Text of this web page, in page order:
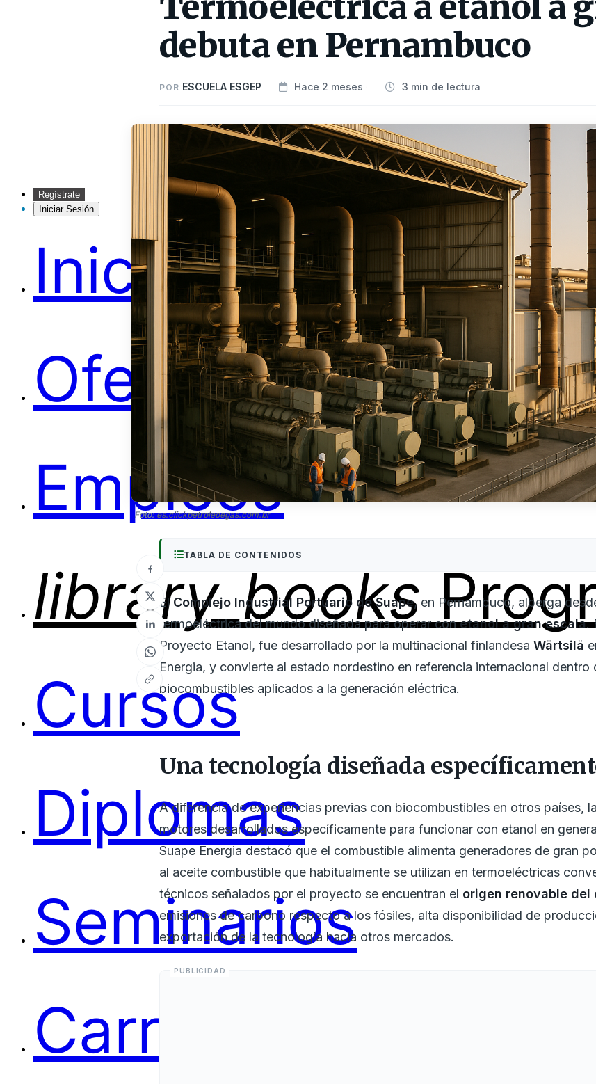
Regístrate
Iniciar Sesión
Inicio
Ofertas
Empleos
library_books
Cursos
Diplomas
Seminarios
Carreras
debuta en Pernambuco
POR ESCUELA ESGEP Hace 2 meses · 3 min de lectura
Foto:es.clickpetroleoegas.com.br
TABLA DE CONTENIDOS
ElComplejo Industrial Portuario de Suape, en Pernambuco, alberga
termoeléctrica del mundo diseñada para operar conetanol a gran escala.
Proyecto Etanol, fue desarrollado por la multinacional finlandesaWärtsilä
Energia, y convierte al estado nordestino en referencia internacional dentro
biocombustibles aplicados a la generación eléctrica.
Una tecnología diseñada
A diferencia de experiencias previas con biocombustibles en otros países,
motores desarrollados específicamente para funcionar con etanol en
Suape Energia destacó que el combustible alimenta generadores de gran
al aceite combustible que habitualmente se utilizan en termoeléctricas
técnicos señalados por el proyecto se encuentran el origen renovable del
emisiones de carbono respecto a los fósiles, alta disponibilidad de
exportación de la tecnología hacia otros mercados.